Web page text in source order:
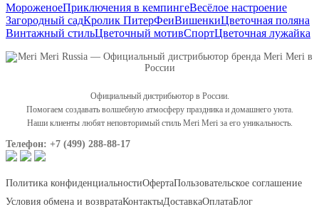
МороженоеПриключения в кемпингеВесёлое настроение
Загородный садКролик ПитерФеиВишенкиЦветочная поляна
Винтажный стильЦветочный мотивСпортЦветочная лужайка
Официальный дистрибьютор в России.
Помогаем создавать волшебную атмосферу праздника и домашнего уюта.
Наши клиенты любят неповторимый стиль Meri Meri за его уникальность.
Телефон: +7 (499) 288-88-17
Политика конфиденциальностиОфертаПользовательское соглашение
Условия обмена и возвратаКонтактыДоставкаОплатаБлог